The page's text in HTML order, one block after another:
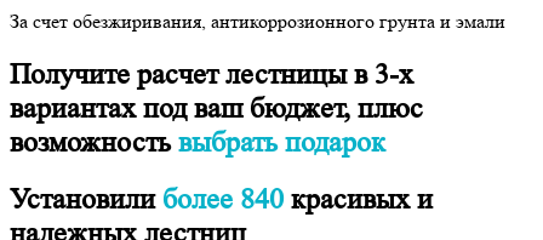
За счет обезжиривания, антикоррозионного грунта и эмали
Получите расчет лестницы в 3-х
вариантах под ваш бюджет​​, плюс
возможностьвыбрать подарок
Установили более 840красивых и